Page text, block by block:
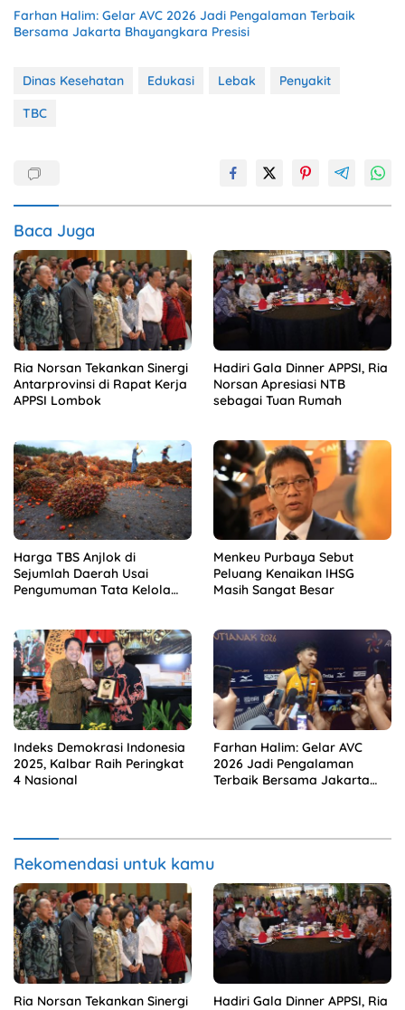
Farhan Halim: Gelar AVC 2026 Jadi Pengalaman Terbaik
Bersama Jakarta Bhayangkara Presisi
Dinas Kesehatan Edukasi Lebak
Penyakit
TBC
Baca Juga
Ria Norsan Tekankan Sinergi
Antarprovinsi di Rapat Kerja
APPSI Lombok
Hadiri Gala Dinner APPSI, Ria
Norsan Apresiasi NTB
sebagai Tuan Rumah
Harga TBS Anjlok di
Sejumlah Daerah Usai
Pengumuman Tata Kelola
Menkeu Purbaya Sebut
Peluang Kenaikan IHSG
Masih Sangat Besar
Indeks Demokrasi Indonesia
2025, Kalbar Raih Peringkat
4 Nasional
Farhan Halim: Gelar AVC
2026 Jadi Pengalaman
Terbaik Bersama Jakarta
Rekomendasi untuk kamu
Ria Norsan Tekankan Sinergi
Hadiri Gala Dinner APPSI, Ria